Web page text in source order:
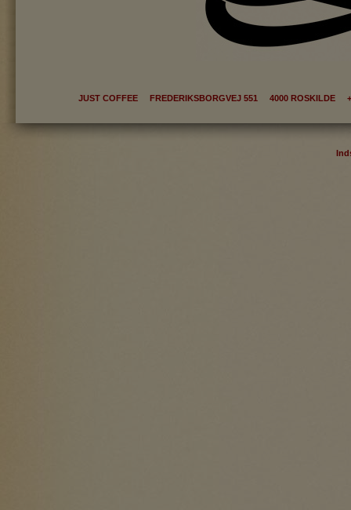
JUST COFFEE FREDERIKSBORGVEJ 551 4000 ROSKILDE